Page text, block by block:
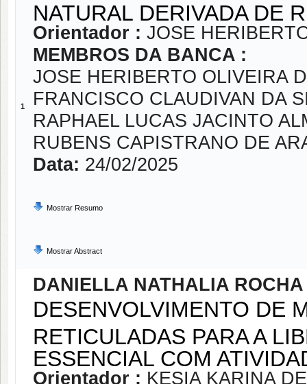
1
NATURAL DERIVADA DE
Orientador : JOSE
MEMBROS DA BANCA :
JOSE HERIBERTO OLIVEIRA
FRANCISCO CLAUDIVAN DA
RAPHAEL LUCAS JACINTO
RUBENS CAPISTRANO DE
Data: 24/02/2025
Mostrar Resumo
Mostrar Abstract
DANIELLA NATHALIA
DESENVOLVIMENTO DE
RETICULADAS PARA A
ESSENCIAL COM
Orientador : KESIA KARINA